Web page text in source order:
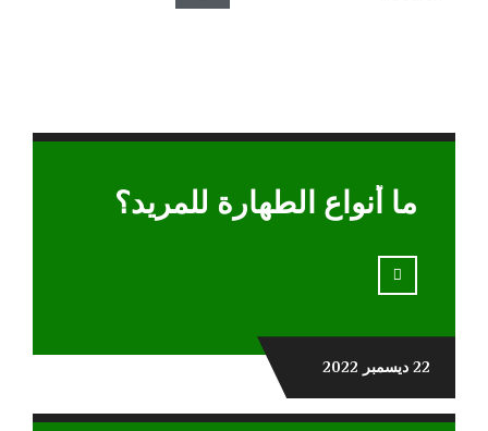
ما أنواع الطهارة للمريد؟
22 ديسمبر 2022